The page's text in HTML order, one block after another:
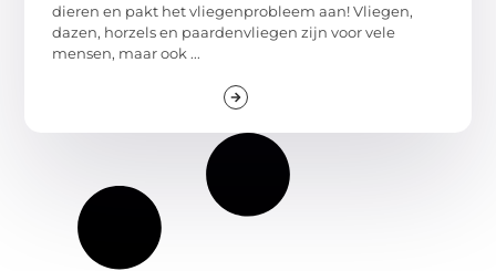
dieren en pakt het vliegenprobleem aan! Vliegen,
dazen, horzels en paardenvliegen zijn voor vele
mensen, maar ook ...